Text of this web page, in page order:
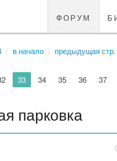
форум
в начало предыдущая стр.
33 34 35 36 37
парковка